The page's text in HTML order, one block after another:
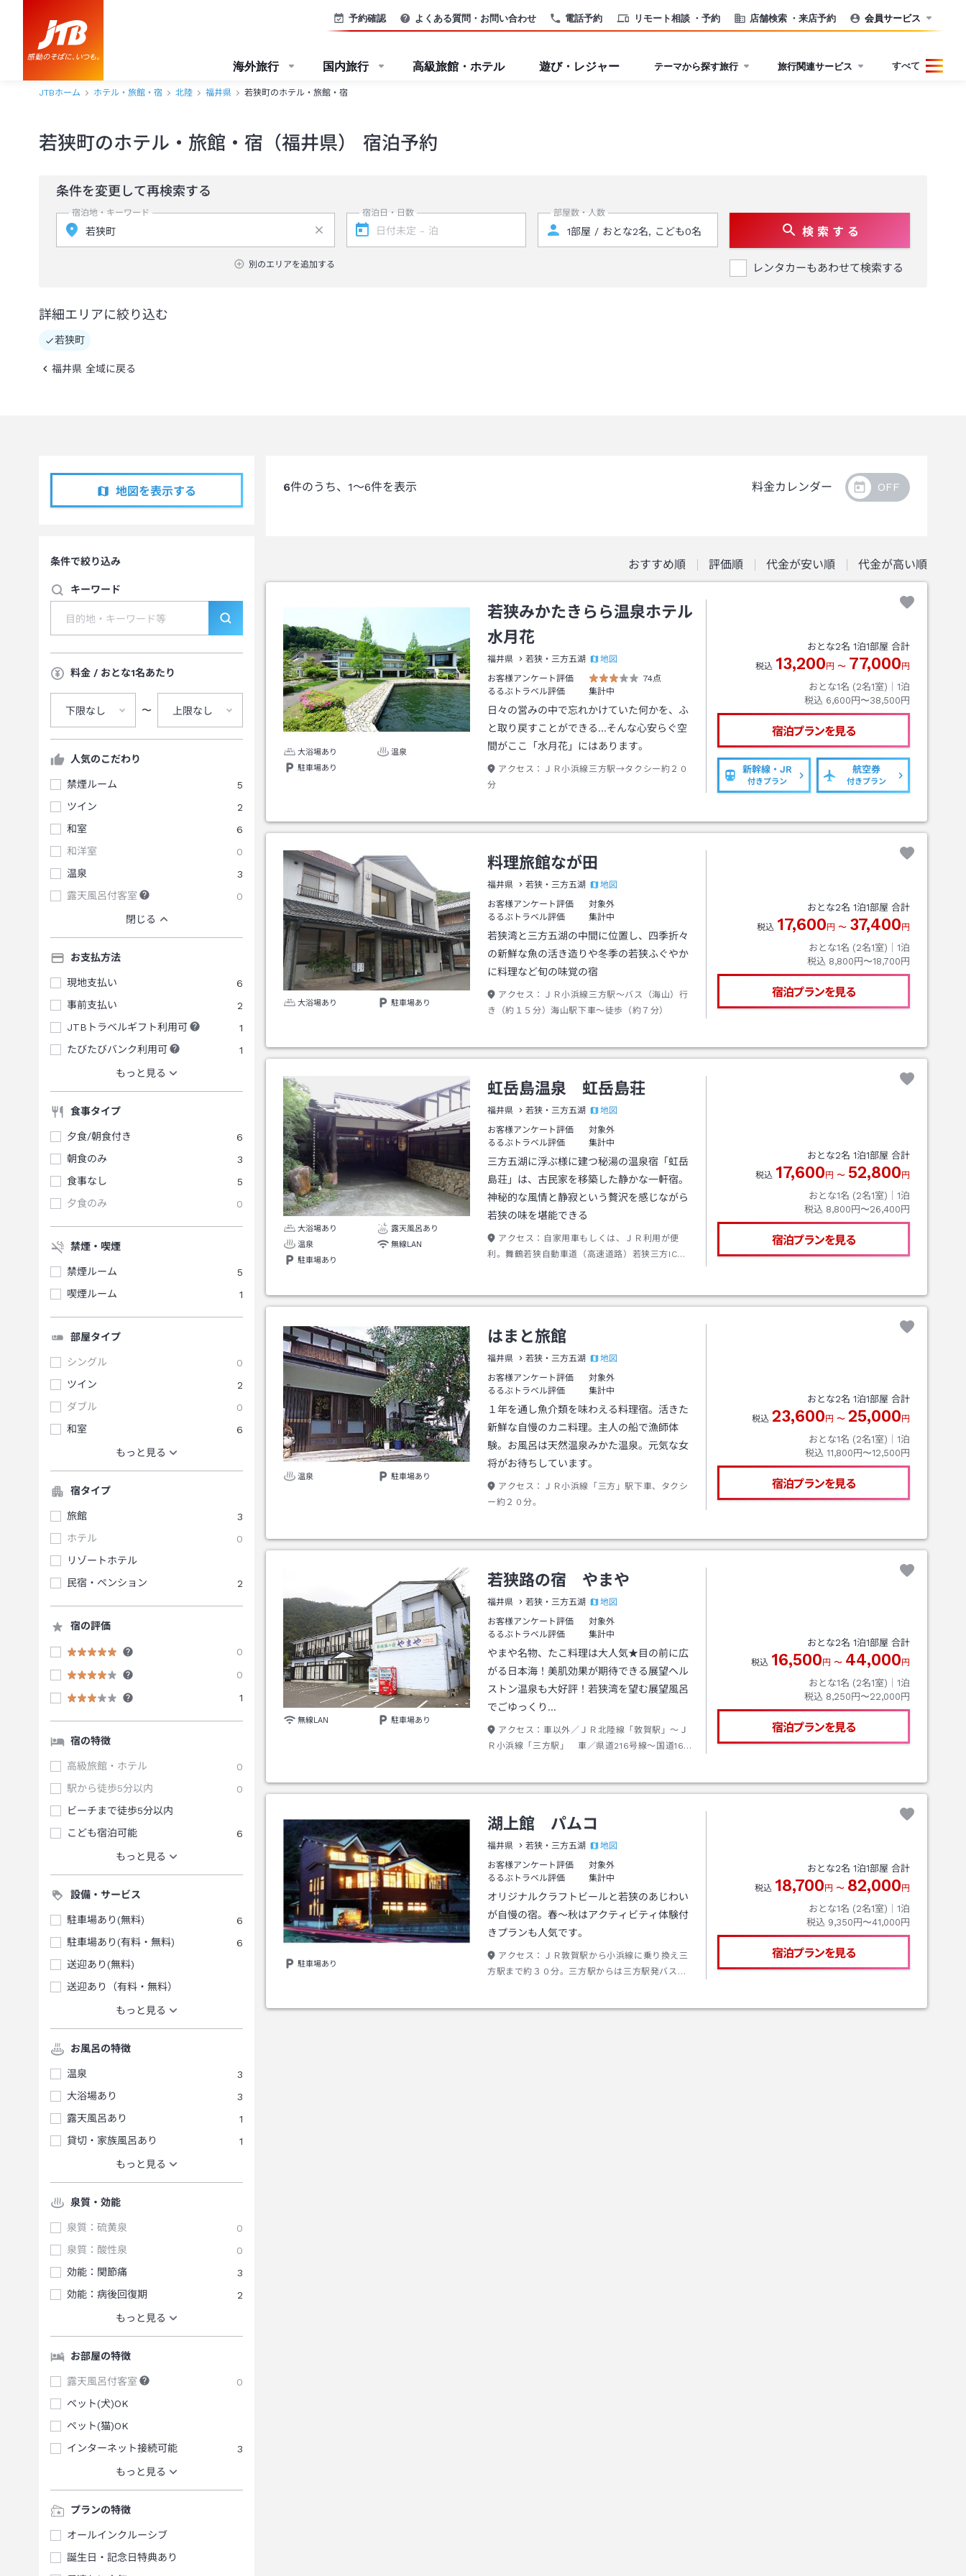
電話予約 リモート相談 ・予約 店舗検索 ・来店予約
予約確認 よくある質問・お問い合わせ 会員サービス
海外旅行 国内旅行 高級旅館・ホテル 遊び・レジャー テーマから探す旅行 旅行関連サービス すべて
JTBホーム ホテル・旅館・宿 北陸 福井県 若狭町のホテル・旅館・宿
若狭町のホテル・旅館・宿（福井県） 宿泊予約
条件を変更して再検索する
宿泊地・キーワード
別のエリアを追加する
宿泊日・日数 部屋数・人数
検 索 す る
レンタカーもあわせて検索する
詳細エリアに絞り込む
若狭町
福井県 全域に戻る
地図を表示する
条件で絞り込み
キーワード
料金 / おとな1名あたり
下限なし 〜 上限なし
人気のこだわり
禁煙ルーム
5
ツイン
2
和室
6
和洋室
0
温泉
3
露天風呂付客室
0
閉じる
お支払方法
現地支払い
6
事前支払い
2
JTBトラベルギフト利用可
1
たびたびバンク利用可
1
もっと見る
食事タイプ
夕食/朝食付き
6
朝食のみ
3
食事なし
5
夕食のみ
0
禁煙・喫煙
禁煙ルーム
5
喫煙ルーム
1
部屋タイプ
シングル
0
ツイン
2
ダブル
0
和室
6
もっと見る
宿タイプ
旅館
3
ホテル
0
リゾートホテル
民宿・ペンション
2
宿の評価
0
0
1
宿の特徴
高級旅館・ホテル
0
駅から徒歩5分以内
0
ビーチまで徒歩5分以内
こども宿泊可能
6
もっと見る
設備・サービス
駐車場あり(無料)
6
駐車場あり(有料・無料)
6
送迎あり(無料)
送迎あり（有料・無料）
もっと見る
お風呂の特徴
温泉
3
大浴場あり
3
露天風呂あり
1
貸切・家族風呂あり
1
もっと見る
泉質・効能
泉質：硫黄泉
0
泉質：酸性泉
0
効能：関節痛
3
効能：病後回復期
2
もっと見る
お部屋の特徴
露天風呂付客室
0
ペット(犬)OK
ペット(猫)OK
インターネット接続可能
3
もっと見る
プランの特徴
オールインクルーシブ
誕生日・記念日特典あり
6件のうち、 1～6件を表示 料金カレンダー
おすすめ順 評価順 代金が安い順 代金が高い順
大浴場あり
温泉
駐車場あり
若狭みかたきらら温泉ホテル
水月花
福井県 若狭・三方五湖
地図
お客様アンケート評価
74点
るるぶトラベル評価
集計中
日々の営みの中で忘れかけていた何かを、ふ
と取り戻すことができる…そんな心安らぐ空
間がここ「水月花」にはあります。
アクセス：
ＪＲ小浜線三方駅→タクシー約２０
分
おとな2名 1泊1部屋 合計
税込 13,200 円 〜 77,000 円
おとな1名 (2名1室)｜ 1泊
税込 6,600円〜38,500円
宿泊プランを見る
新幹線・JR
付きプラン
航空券
付きプラン
大浴場あり 駐車場あり
料理旅館なが田
福井県 若狭・三方五湖
地図
お客様アンケート評価
対象外
るるぶトラベル評価
集計中
若狭湾と三方五湖の中間に位置し、四季折々
の新鮮な魚の活き造りや冬季の若狭ふぐやか
に料理など旬の味覚の宿
アクセス：
ＪＲ小浜線三方駅～バス（海山）行
き（約１５分）海山駅下車～徒歩（約７分）
おとな2名 1泊1部屋 合計
税込 17,600 円 〜 37,400 円
おとな1名 (2名1室)｜ 1泊
税込 8,800円〜18,700円
宿泊プランを見る
大浴場あり
露天風呂あり
温泉
無線LAN
駐車場あり
虹岳島温泉 虹岳島荘
福井県 若狭・三方五湖
地図
お客様アンケート評価
対象外
るるぶトラベル評価
集計中
三方五湖に浮ぶ様に建つ秘湯の温泉宿「虹岳
島荘」は、古民家を移築した静かな一軒宿。
神秘的な風情と静寂という贅沢を感じながら
若狭の味を堪能できる
アクセス： 自家用車もしくは、ＪＲ利用が便
利。舞鶴若狭自動車道（高速道路）若狭三方ICよ
おとな2名 1泊1部屋 合計
税込 17,600 円 〜 52,800 円
おとな1名 (2名1室)｜ 1泊
税込 8,800円〜26,400円
宿泊プランを見る
温泉 駐車場あり
はまと旅館
福井県 若狭・三方五湖
地図
お客様アンケート評価
対象外
るるぶトラベル評価
集計中
１年を通し魚介類を味わえる料理宿。活きた
新鮮な自慢のカニ料理。主人の船で漁師体
験。お風呂は天然温泉みかた温泉。元気な女
将がお待ちしています。
アクセス：
ＪＲ小浜線「三方」駅下車、タクシ
ー約２０分。
おとな2名 1泊1部屋 合計
税込 23,600 円 〜 25,000 円
おとな1名 (2名1室)｜ 1泊
税込 11,800円〜12,500円
宿泊プランを見る
無線LAN 駐車場あり
若狭路の宿 やまや
福井県 若狭・三方五湖
地図
お客様アンケート評価
対象外
るるぶトラベル評価
集計中
やまや名物、たこ料理は大人気★目の前に広
がる日本海！美肌効果が期待できる展望ヘル
ストン温泉も大好評！若狭湾を望む展望風呂
でごゆっくり…
アクセス： 車以外／ＪＲ北陸線「敦賀駅」～Ｊ
Ｒ小浜線「三方駅」 車／県道216号線～国道162
分）
おとな2名 1泊1部屋 合計
税込 16,500 円 〜 44,000 円
おとな1名 (2名1室)｜ 1泊
税込 8,250円〜22,000円
宿泊プランを見る
駐車場あり
湖上館 パムコ
福井県 若狭・三方五湖
地図
お客様アンケート評価
対象外
るるぶトラベル評価
集計中
オリジナルクラフトビールと若狭のあじわい
が自慢の宿。春～秋はアクティビティ体験付
きプランも人気です。
アクセス：
ＪＲ敦賀駅から小浜線に乗り換え三
方駅まで約３０分。三方駅からは三方駅発バス
おとな2名 1泊1部屋 合計
税込 18,700 円 〜 82,000 円
おとな1名 (2名1室)｜ 1泊
税込 9,350円〜41,000円
宿泊プランを見る